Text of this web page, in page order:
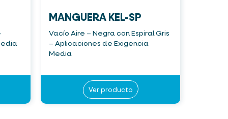
MANGUERA KEL-SP
Vacío Aire – Negra con Espiral Gris
– Aplicaciones de Exigencia
Media
Ver producto